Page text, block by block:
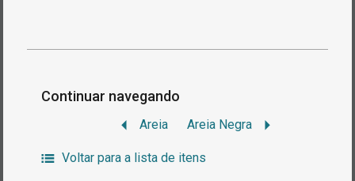
Continuar navegando
Areia Areia Negra
Voltar para a lista de itens